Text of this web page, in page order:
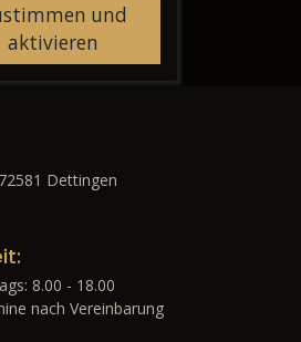
und
aktivieren
Dettingen
8.00 - 18.00
nach Vereinbarung